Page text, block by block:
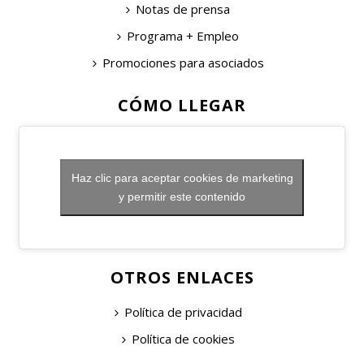
Notas de prensa
Programa + Empleo
Promociones para asociados
CÓMO LLEGAR
Haz clic para aceptar cookies de marketing
y permitir este contenido
OTROS ENLACES
Política de privacidad
Política de cookies